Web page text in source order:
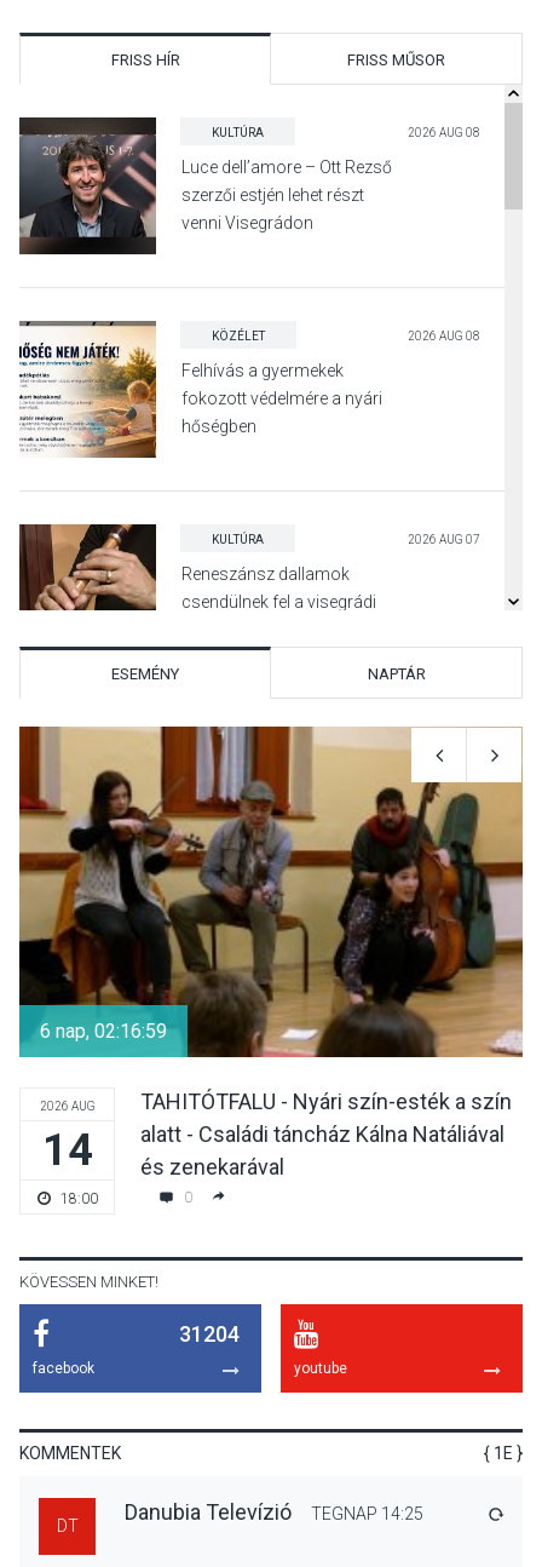
FRISS HÍR FRISS MŰSOR
KULTÚRA 2026 AUG 08
Luce dell’amore – Ott Rezső
szerzői estjén lehet részt
venni Visegrádon
KÖZÉLET 2026 AUG 08
Felhívás a gyermekek
fokozott védelmére a nyári
hőségben
KULTÚRA 2026 AUG 07
Reneszánsz dallamok
csendülnek fel a visegrádi
KULTÚRA
Dunavirág Ünnep Verőcén –
két nap a Duna élővilágának
jegyében
TERMÉSZETI KÖRNYEZET 2026 AUG 07
A napokban is nő a
talajközeli ózonmennyiség
ESEMÉNY NAPTÁR
6 nap, 02:16:59
2026 AUG
14
18:00
TAHITÓTFALU - Nyári szín-esték a szín
alatt - Családi táncház Kálna Natáliával
és zenekarával
0
KÖVESSEN MINKET!
31204
facebook youtube
KOMMENTEK { 1E }
DT
Danubia Televízió TEGNAP 14:25